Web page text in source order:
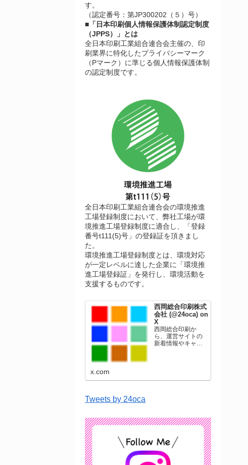
す。
（認定番号：第JP300202（５）号）
■「日本印刷個人情報保護体制認定制度
（JPPS）」とは
全日本印刷工業組合連合会主催の、印
刷業界に特化したプライバシーマーク
（Pマーク）に準じる個人情報保護体制
の認定制度です。
全日本印刷工業組合連合会の環境推進
工場登録制度において、弊社工場が環
境推進工場登録制度に適合し、「登録
番号t111(5)号」の登録証を頂きまし
た。
環境推進工場登録制度とは、環境対応
が一定レベルに達した企業に「環境推
進工場登録証」を発行し、環境活動を
支援するものです。
西岡総合印刷株式
会社 (@24oca) on
X
西岡総合印刷か
ら、運営サイトの
新着情報やキャン
ています。
x.com
Tweets by 24oca